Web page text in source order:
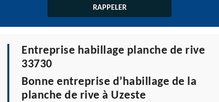
Entreprise habillage planche de rive
33730
Bonne entreprise d’habillage de la
planche de rive à Uzeste